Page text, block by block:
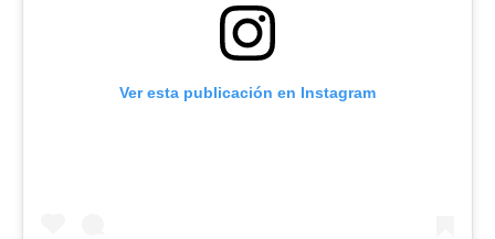
Ver esta publicación en Instagram